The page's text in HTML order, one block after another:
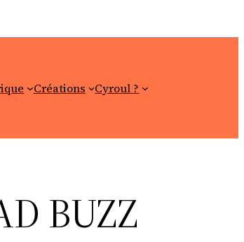
Créations Cyroul ?
BUZZ